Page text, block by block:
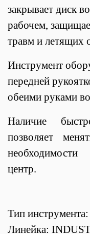
закрывает диск
рабочем,
травм и летящих
Инструмент
передней
обеими руками
Наличие
позволяет
центр.
Тип
Линейка: